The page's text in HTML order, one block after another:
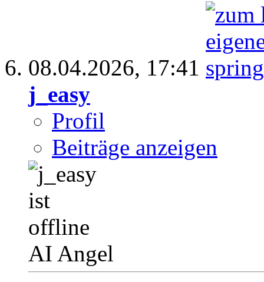
08.04.2026, 17:41
j_easy
Profil
Beiträge anzeigen
AI Angel